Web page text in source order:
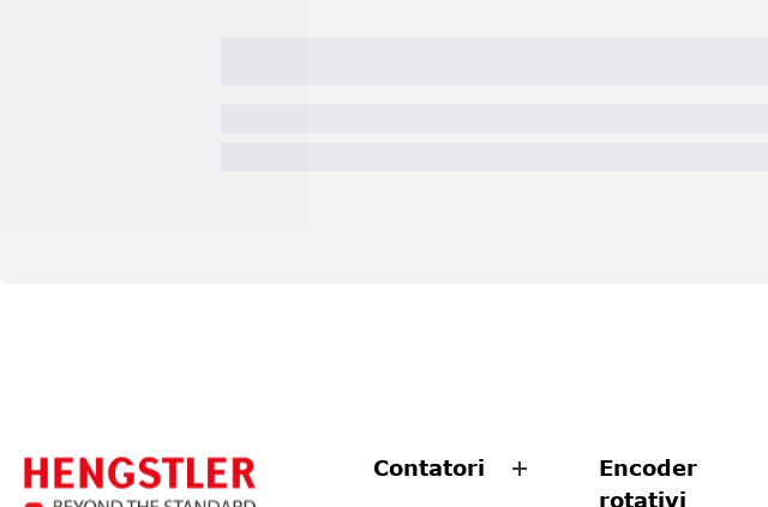
Contatori
Encoder
rotativi